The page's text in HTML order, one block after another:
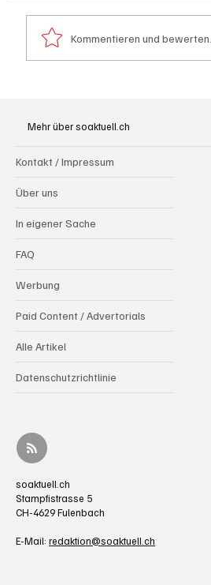
Kommentieren und bewerten...
Mehr über soaktuell.ch
Kontakt / Impressum
Über uns
In eigener Sache
FAQ
Werbung
Paid Content / Advertorials
Alle Artikel
Datenschutzrichtlinie
soaktuell.ch
Stampfistrasse 5
CH-4629 Fulenbach
E-Mail: redaktion@soaktuell.ch